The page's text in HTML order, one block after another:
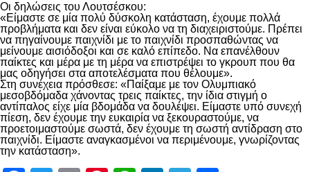
Οι δηλώσεις του Λουτσέσκου:
«Είμαστε σε μία πολύ δύσκολη κατάσταση, έχουμε πολλά
προβλήματα και δεν είναι εύκολο να τη διαχειριστούμε. Πρέπει
να πηγαίνουμε παιχνίδι με το παιχνίδι προσπαθώντας να
μείνουμε αισιόδοξοι και σε καλό επίπεδο. Να επανέλθουν
παίκτες και μέρα με τη μέρα να επιστρέψει το γκρουπ που θα
μας οδηγήσει στα αποτελέσματα που θέλουμε».
Στη συνέχεια πρόσθεσε: «Παίξαμε με τον Ολυμπιακό
μεσοβδόμαδα χάνοντας τρεις παίκτες, την ίδια στιγμή ο
αντίπαλος είχε μία βδομάδα να δουλέψει. Είμαστε υπό συνεχή
πίεση, δεν έχουμε την ευκαιρία να ξεκουραστούμε, να
προετοιμαστούμε σωστά, δεν έχουμε τη σωστή αντίδραση στο
παιχνίδι. Είμαστε αναγκασμένοι να περιμένουμε, γνωρίζοντας
την κατάσταση».